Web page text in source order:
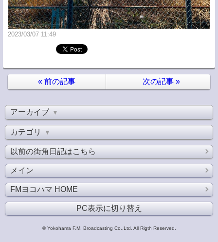
2023/03/07 11:49
« 前の記事 次の記事 »
アーカイブ ▼
カテゴリ ▼
以前の街角日記はこちら
メイン
FMヨコハマ HOME
PC表示に切り替え
© Yokohama F.M. Broadcasting Co.,Ltd. All Rigth Reserved.